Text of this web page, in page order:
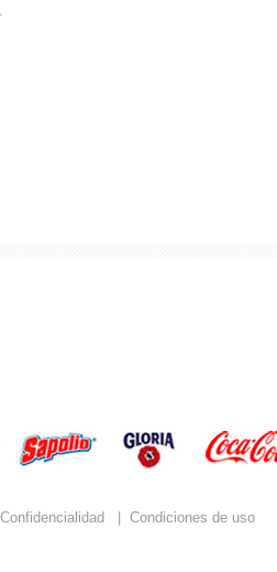
.
Confidencialidad Condiciones de uso